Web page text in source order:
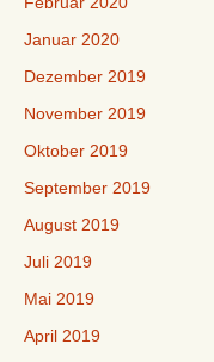
Januar 2020
Dezember 2019
November 2019
Oktober 2019
September 2019
August 2019
Juli 2019
Mai 2019
April 2019